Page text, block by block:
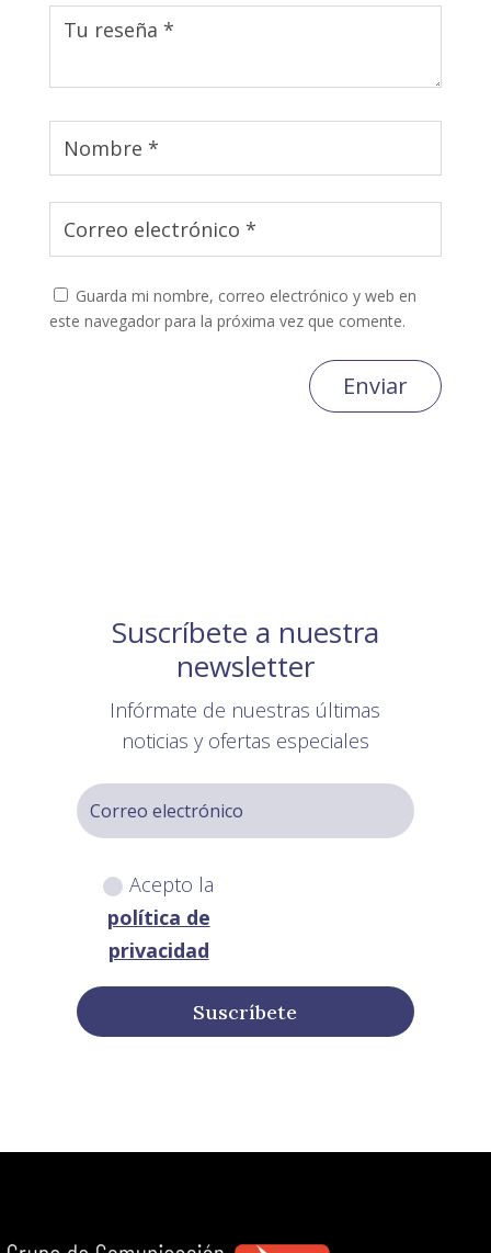
Guarda mi nombre, correo electrónico y web en
este navegador para la próxima vez que comente.
Enviar
Suscríbete a nuestra
newsletter
Infórmate de nuestras últimas
noticias y ofertas especiales
Acepto la
política de
privacidad
Suscríbete